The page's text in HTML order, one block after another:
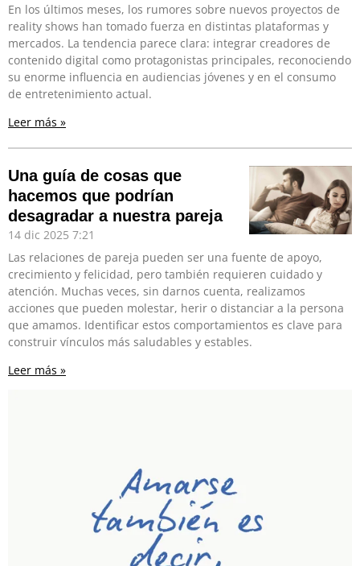
En los últimos meses, los rumores sobre nuevos proyectos de
reality shows han tomado fuerza en distintas plataformas y
mercados. La tendencia parece clara: integrar creadores de
contenido digital como protagonistas principales, reconociendo
su enorme influencia en audiencias jóvenes y en el consumo
de entretenimiento actual.
Leer más »
Una guía de cosas que
hacemos que podrían
desagradar a nuestra pareja
14 dic 2025 7:21
Las relaciones de pareja pueden ser una fuente de apoyo,
crecimiento y felicidad, pero también requieren cuidado y
atención. Muchas veces, sin darnos cuenta, realizamos
acciones que pueden molestar, herir o distanciar a la persona
que amamos. Identificar estos comportamientos es clave para
construir vínculos más saludables y estables.
Leer más »